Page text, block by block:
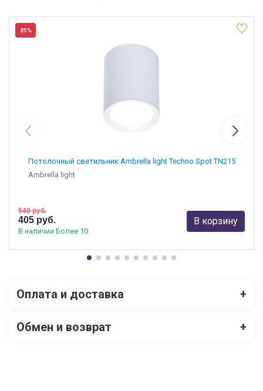
25%
Потолочный светильник Ambrella light Techno Spot TN215
Ambrella light
540 руб.
405 руб.
В наличии Более 10
В корзину
Оплата и доставка +
Обмен и возврат +